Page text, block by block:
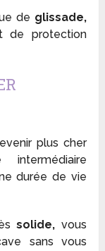
de glissade,
de protection
plus cher
durée de vie
solide, vous
sans vous